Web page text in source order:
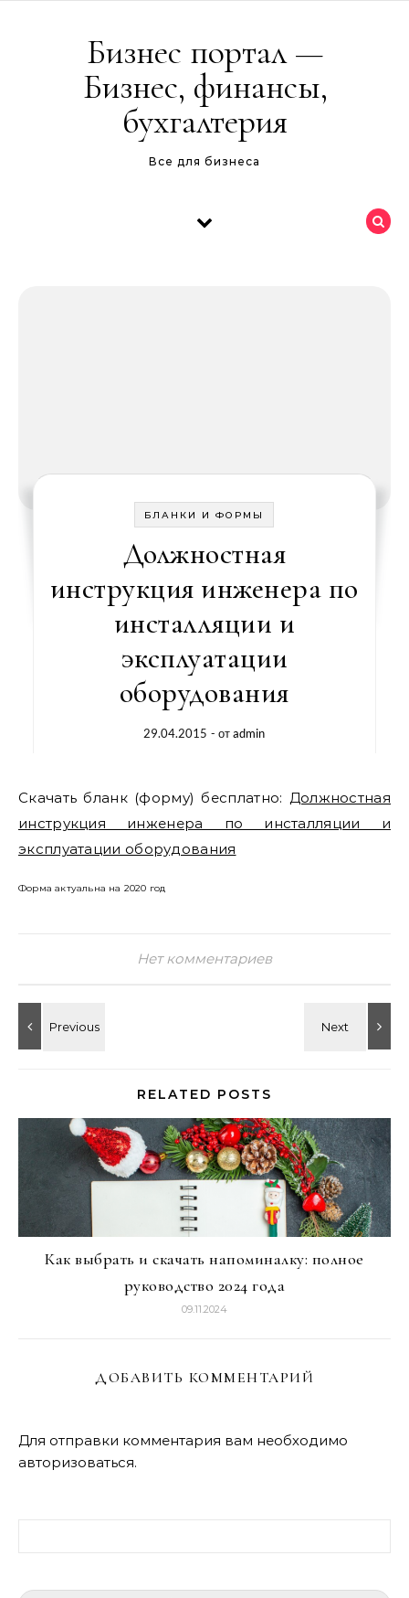
Бизнес портал —
Бизнес, финансы,
бухгалтерия
Все для бизнеса
БЛАНКИ И ФОРМЫ
Должностная
инструкция инженера по
инсталляции и
эксплуатации
оборудования
29.04.2015 - отadmin
Скачать бланк (форму) бесплатно: Должностная
инструкция инженера по инсталляции и
эксплуатации оборудования
Форма актуальна на 2020 год
Нет комментариев
RELATED POSTS
Как выбрать и скачать напоминалку: полное
руководство 2024 года
09.11.2024
ДОБАВИТЬ КОММЕНТАРИЙ
Для отправки комментария вам необходимо
авторизоваться.